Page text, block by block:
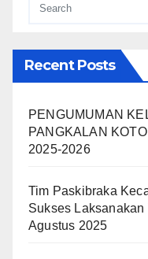
Recent Posts
PENGUMUMAN
PANGKALAN
2025-2026
Tim Paskibraka
Sukses
Agustus 2025